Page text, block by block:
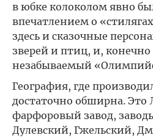
в юбке колоколом явно
впечатлением о
здесь и сказочные
зверей и птиц, и,
незабываемый
География, где
достаточно обширна. Это
фарфоровый завод,
Дулевский, Гжельский,